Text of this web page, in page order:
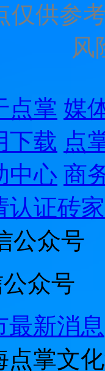
仅供参
风
点掌 媒
下载 点
中心 商
认证砖家
众号
最新消息
点掌文